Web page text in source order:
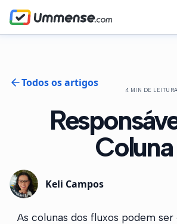
Todos os artigos
4 MIN DE LEITURA
Coluna
Keli Campos
As colunas dos fluxos podem